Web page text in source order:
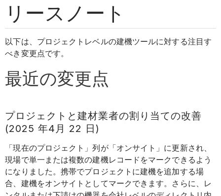
リースノート
以下は、プロジェクトレベルの建機ツールに対する注目す
べき変更点です。
最近の変更点
プロジェクトと建材業者の割り当ての改善
(2025 年4月 22 日)
「現在のプロジェクト」列が「オンサイト」に更新され、
現場で単一または複数の建機レコードをマークできるよう
になりました。携帯でプロジェクトに建機を追加する場
合、建機をオンサイトとしてマークできます。さらに、レ